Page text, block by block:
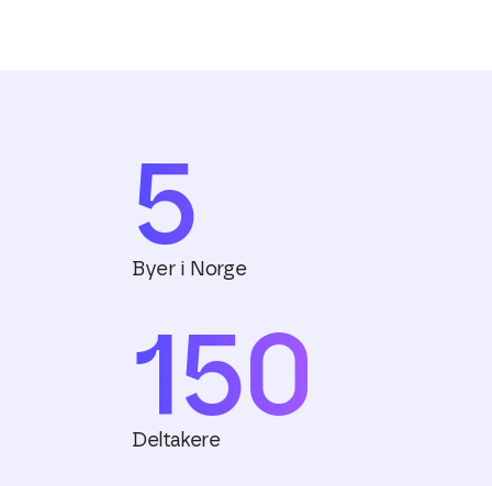
5
Byer i Norge
150
Deltakere